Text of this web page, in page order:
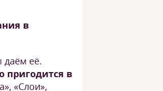
в
её.
пригодится в
«Слои»,